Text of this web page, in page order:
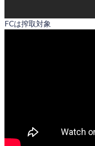
FCは搾取対象